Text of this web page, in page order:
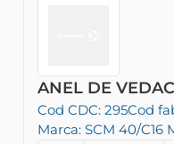
ANEL DE
Cod CDC: 295Cod
Marca: SCM 40/C16